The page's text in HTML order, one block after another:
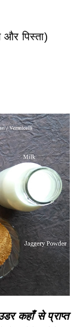
पिस्ता)
कहाँ से प्राप्त